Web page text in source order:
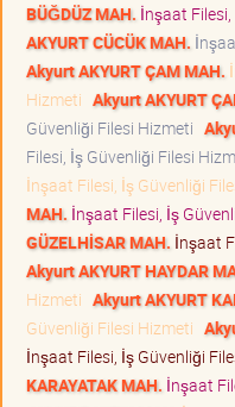
BÜĞDÜZ MAH. İnşaat
AKYURT CÜCÜK MAH.
Akyurt AKYURT ÇAM MAH.
Hizmeti Akyurt AKYURT
Güvenliği Filesi Hizmeti
Filesi, İş Güvenliği Filesi
İnşaat Filesi, İş Güvenliği
MAH. İnşaat Filesi, İş
GÜZELHİSAR MAH. İnşaat
Akyurt AKYURT HAYDAR
Hizmeti Akyurt AKYURT
Güvenliği Filesi Hizmeti
İnşaat Filesi, İş Güvenliği
KARAYATAK MAH. İnşaat